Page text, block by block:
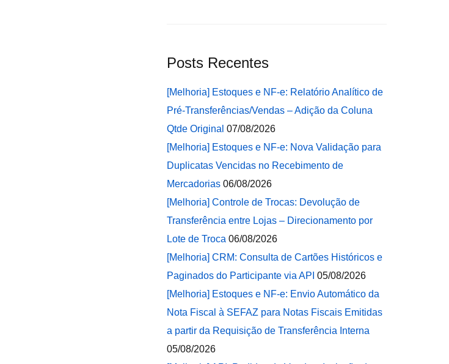
Posts Recentes
[Melhoria] Estoques e NF-e: Relatório Analítico de
Pré-Transferências/Vendas – Adição da Coluna
Qtde Original 07/08/2026
[Melhoria] Estoques e NF-e: Nova Validação para
Duplicatas Vencidas no Recebimento de
Mercadorias 06/08/2026
[Melhoria] Controle de Trocas: Devolução de
Transferência entre Lojas – Direcionamento por
Lote de Troca 06/08/2026
[Melhoria] CRM: Consulta de Cartões Históricos e
Paginados do Participante via API 05/08/2026
[Melhoria] Estoques e NF-e: Envio Automático da
Nota Fiscal à SEFAZ para Notas Fiscais Emitidas
a partir da Requisição de Transferência Interna
05/08/2026